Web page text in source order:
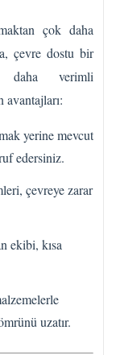
çok daha
çevre dostu bir
daha verimli
avantajları:
yerine mevcut
edersiniz.
çevreye zarar
ekibi, kısa
uzatır.